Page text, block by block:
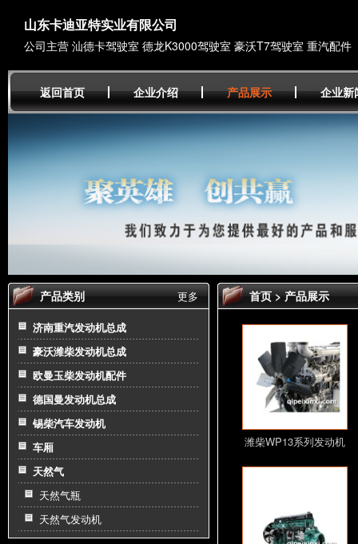
山东卡迪亚特实业有限公司
公司主营 汕德卡驾驶室 德龙K3000驾驶室 豪沃T7驾驶室 重汽配件
返回首页 企业介绍 产品展示 企业新
更多
产品类别
济南重汽发动机总成
豪沃潍柴发动机总成
欧曼玉柴发动机配件
德国曼发动机总成
锡柴汽车发动机
车厢
天然气
天然气瓶
天然气发动机
首页>产品展示
潍柴WP13系列发动机